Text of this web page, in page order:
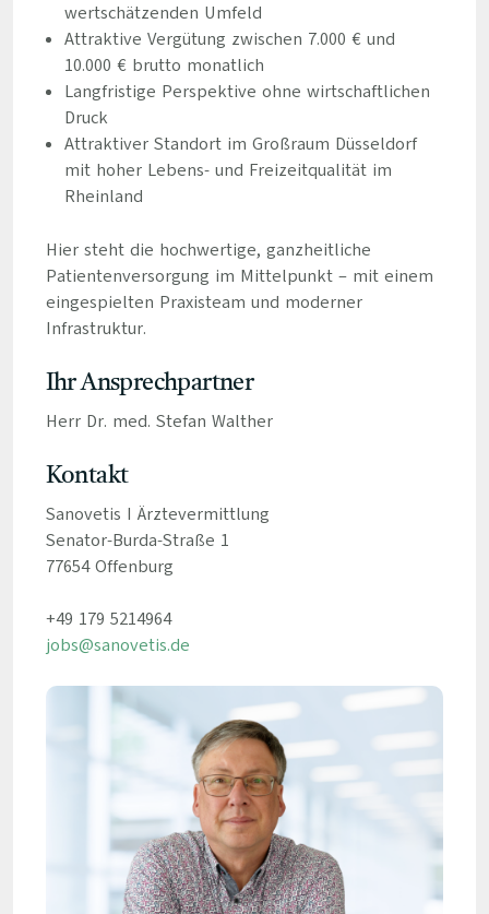
wertschätzenden Umfeld
Attraktive Vergütung zwischen 7.000 € und
10.000 € brutto monatlich
Langfristige Perspektive ohne wirtschaftlichen
Druck
Attraktiver Standort im Großraum Düsseldorf
mit hoher Lebens- und Freizeitqualität im
Rheinland
Hier steht die hochwertige, ganzheitliche
Patientenversorgung im Mittelpunkt – mit einem
eingespielten Praxisteam und moderner
Infrastruktur.
Ihr Ansprechpartner
Herr Dr. med. Stefan Walther
Kontakt
Sanovetis I Ärztevermittlung
Senator-Burda-Straße 1
77654 Offenburg
+49 179 5214964
jobs@sanovetis.de